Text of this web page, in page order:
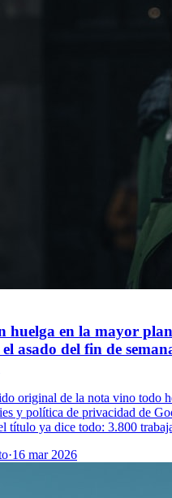
huelga en la mayor
asado del fin de
original de la nota vino todo
y política de privacidad de
título ya dice todo: 3.800
·16 mar 2026